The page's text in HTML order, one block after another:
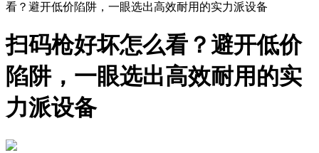
看？避开低价陷阱，一眼选出高效耐用的实力派设备
扫码枪好坏怎么看？避开低价
陷阱，一眼选出高效耐用的实
力派设备